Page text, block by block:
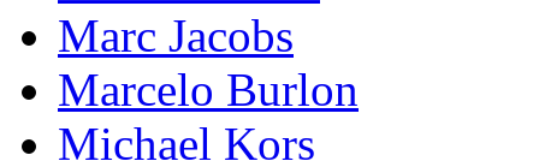
Marc Jacobs
Marcelo Burlon
Michael Kors